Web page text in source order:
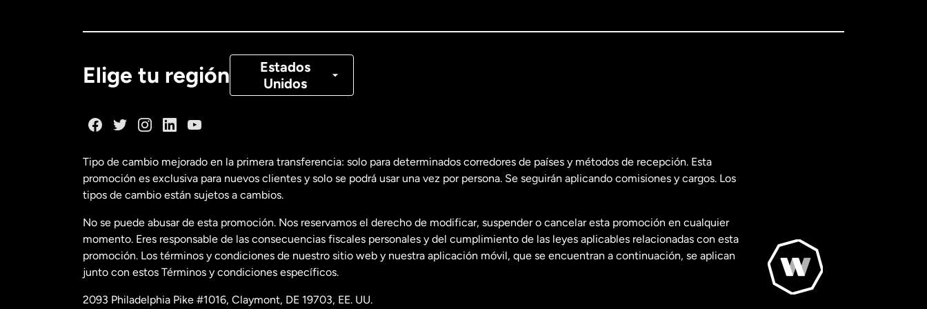
Elige tu región
Estados
Unidos
Canadá Français
Estados Unidos English
Estados Unidos Español
Francia
Tipo de cambio mejorado en la primera transferencia: solo para determinados corredores de países y métodos de recepción. Esta
promoción es exclusiva para nuevos clientes y solo se podrá usar una vez por persona. Se seguirán aplicando comisiones y cargos. Los
tipos de cambio están sujetos a cambios.
No se puede abusar de esta promoción. Nos reservamos el derecho de modificar, suspender o cancelar esta promoción en cualquier
momento. Eres responsable de las consecuencias fiscales personales y del cumplimiento de las leyes aplicables relacionadas con esta
promoción. Los términos y condiciones de nuestro sitio web y nuestra aplicación móvil, que se encuentran a continuación, se aplican
junto con estos Términos y condiciones específicos.
2093 Philadelphia Pike #1016, Claymont, DE 19703, EE. UU.